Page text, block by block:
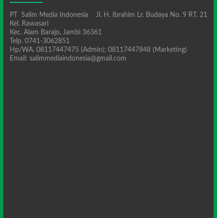
PT Salim Media Indonesia Jl. H. Ibrahim Lr. Budaya No. 9 RT. 21
Kel. Rawasari
Kec. Alam Barajo, Jambi 36361
Telp. 0741-3062851
Hp/WA. 08117447475 (Admin); 08117447848 (Marketing)
Email: salimmediaindonesia@gmail.com